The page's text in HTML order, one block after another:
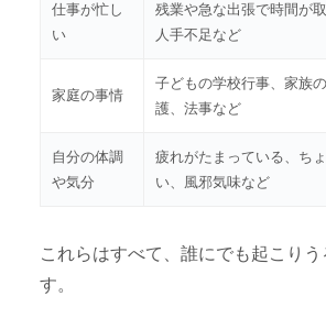
仕事が忙し
い
残業や急な出張で時間が
人手不足など
家庭の事情
子どもの学校行事、家族
護、法事など
自分の体調
や気分
疲れがたまっている、ち
い、風邪気味など
これらはすべて、誰にでも起こり
す。